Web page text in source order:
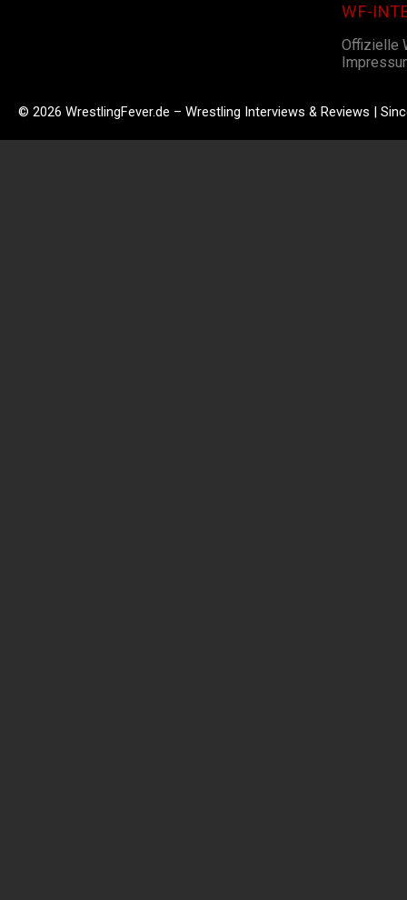
WF-
Offizielle
© 2026 WrestlingFever.de – Wrestling Interviews & Reviews |